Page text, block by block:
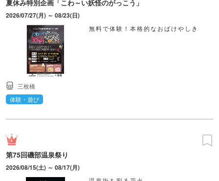
夏休み特別企画「こわ～い妖怪のがっこう」
2026/07/27(月) ～ 08/23(日)
無料で体験！本格的なおばけやしき
三枚橋
体験・遊び
第75回磯部温泉祭り
2026/08/15(土) ～ 08/17(月)